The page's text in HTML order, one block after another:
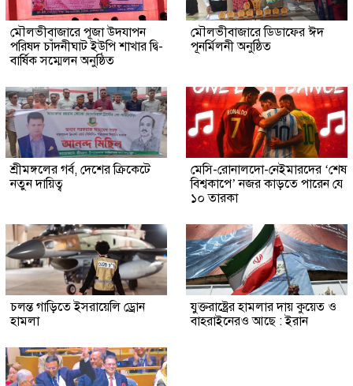
মৌলভীবাজারে পূজা উদযাপন
পরিষদ চাঁদনীঘাট ইউপি শাখার দ্বি-
বার্ষিক সম্মেলন অনুষ্ঠিত
মৌলভীবাজারে ডিডাফের ঈদ
পূনর্মিলনী অনুষ্ঠিত
শ্রীমঙ্গলের গর্ব, দেশের ক্রিকেটে
নতুন দায়িত্ব
মেসি-রোনালদো-নেইমারদের ‘শেষ
বিশ্বকাপে’ নজর কাড়তে পারেন যে
১০ তারকা
চলন্ত গাড়িতে ইসরায়েলি ড্রোন
হামলা
যুক্তরাষ্ট্রের হামলার দায় কুয়েত ও
বাহরাইনেরও আছে : ইরান